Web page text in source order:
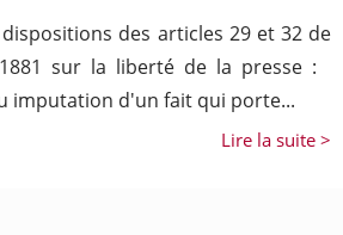
des articles 29 et 32 de
sur la liberté de la presse :
imputation d'un fait qui porte...
Lire la suite >